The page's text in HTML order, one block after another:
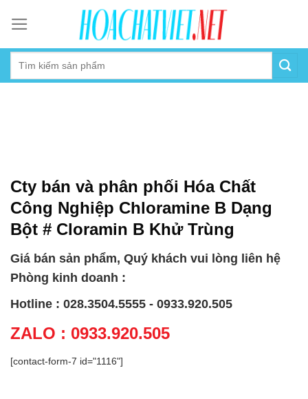
content
Cty bán và phân phối Hóa Chất
Công Nghiệp Chloramine B Dạng
Bột # Cloramin B Khử Trùng
Giá bán sản phẩm, Quý khách vui lòng liên hệ
Phòng kinh doanh :
Hotline : 028.3504.5555 - 0933.920.505
ZALO : 0933.920.505
[contact-form-7 id="1116"]